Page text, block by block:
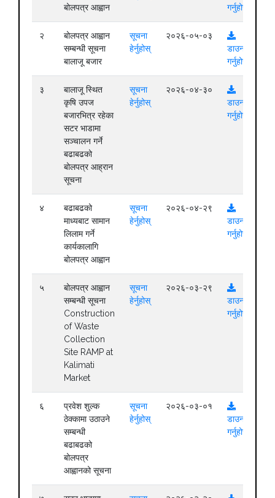
बोलपत्र आह्वान
गर्नुहोस्
२
बोलपत्र आह्वान
सम्बन्धी सूचना
बालाजू बजार
सूचना
हेर्नुहोस्
२०२६-०५-०३
डाउनलोड
गर्नुहोस्
३
बालाजू स्थित
कृषि उपज
बजारभित्र रहेका
सटर भाडामा
सञ्चालन गर्ने
बढाबढको
बोलपत्र आह्रान
सूचना
सूचना
हेर्नुहोस्
२०२६-०४-३०
डाउनलोड
गर्नुहोस्
४
बढाबढको
माध्यबाट सामान
लिलाम गर्ने
कार्यकालागि
बोलपत्र आह्वान
सूचना
हेर्नुहोस्
२०२६-०४-२९
डाउनलोड
गर्नुहोस्
५
बोलपत्र आह्वान
सम्बन्धी सूचना
Construction
of Waste
Collection
Site RAMP at
Kalimati
Market
सूचना
हेर्नुहोस्
२०२६-०३-२९
डाउनलोड
गर्नुहोस्
६
प्रवेश शुल्क
ठेक्कामा उठाउने
सम्बन्धी
बढाबढको
बोलपत्र
आह्वानको सूचना
सूचना
हेर्नुहोस्
२०२६-०३-०१
डाउनलोड
गर्नुहोस्